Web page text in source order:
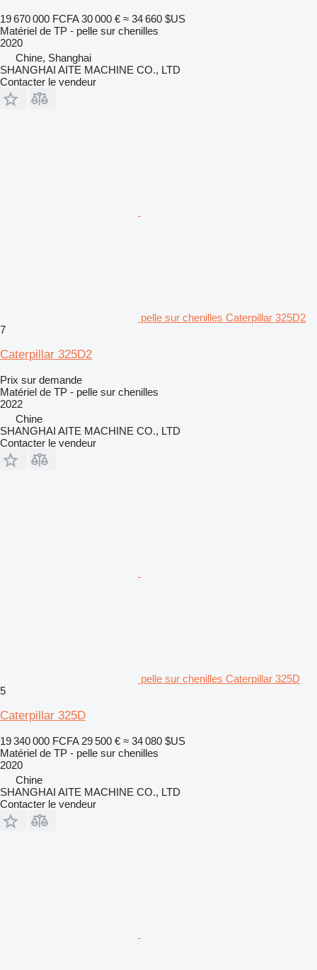
19 670 000 FCFA 30 000 € ≈ 34 660 $US
Matériel de TP - pelle sur chenilles
2020
Chine, Shanghai
SHANGHAI AITE MACHINE CO., LTD
Contacter le vendeur
pelle sur chenilles Caterpillar 325D2
7
Caterpillar 325D2
Prix sur demande
Matériel de TP - pelle sur chenilles
2022
Chine
SHANGHAI AITE MACHINE CO., LTD
Contacter le vendeur
pelle sur chenilles Caterpillar 325D
5
Caterpillar 325D
19 340 000 FCFA 29 500 € ≈ 34 080 $US
Matériel de TP - pelle sur chenilles
2020
Chine
SHANGHAI AITE MACHINE CO., LTD
Contacter le vendeur